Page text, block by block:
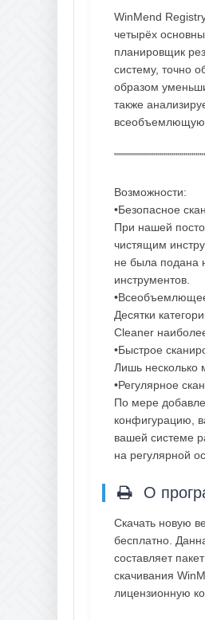
WinMend
четырёх
планировщик
систему, точно
образом
также
всеобъемлющую
Возможности:
•Безопасное
При нашей
чистящим
не была подана
инструментов.
Десятки
Cleaner
•Быстрое
Лишь несколько
•Регулярное
По мере
конфигурацию,
вашей системе
на регулярной
О
Скачать новую
бесплатно.
составляет
скачивания
лицензионную